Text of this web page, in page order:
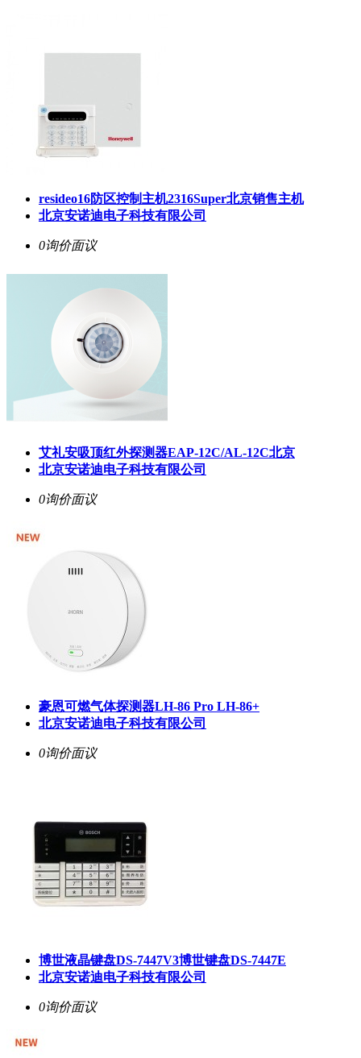
resideo16防区控制主机2316Super北京销售主机
北京安诺迪电子科技有限公司
0询价面议
艾礼安吸顶红外探测器EAP-12C/AL-12C北京
北京安诺迪电子科技有限公司
0询价面议
豪恩可燃气体探测器LH-86 Pro LH-86+
北京安诺迪电子科技有限公司
0询价面议
博世液晶键盘DS-7447V3博世键盘DS-7447E
北京安诺迪电子科技有限公司
0询价面议